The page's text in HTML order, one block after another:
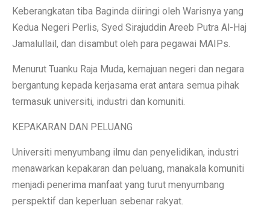
Keberangkatan tiba Baginda diiringi oleh Warisnya yang
Kedua Negeri Perlis, Syed Sirajuddin Areeb Putra Al-Haj
Jamalullail, dan disambut oleh para pegawai MAIPs.
Menurut Tuanku Raja Muda, kemajuan negeri dan negara
bergantung kepada kerjasama erat antara semua pihak
termasuk universiti, industri dan komuniti.
KEPAKARAN DAN PELUANG
Universiti menyumbang ilmu dan penyelidikan, industri
menawarkan kepakaran dan peluang, manakala komuniti
menjadi penerima manfaat yang turut menyumbang
perspektif dan keperluan sebenar rakyat.